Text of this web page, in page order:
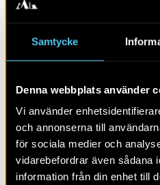
Samtycke
Denna webbplats använder
Vi använder
och annonserna till
för sociala medier och
vidarebefordrar även sådana
information från din enhet till
Människor, möten